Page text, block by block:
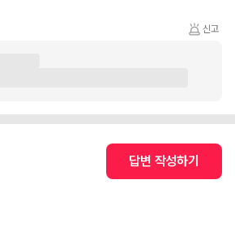
신고
답변 작성하기